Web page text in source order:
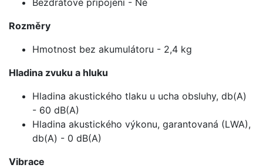
Rozměry
Hmotnost bez akumulátoru - 2,4 kg
Hladina zvuku a hluku
Hladina akustického tlaku u ucha obsluhy, db(A)
- 60 dB(A)
Hladina akustického výkonu, garantovaná (LWA),
db(A) - 0 dB(A)
Vibrace